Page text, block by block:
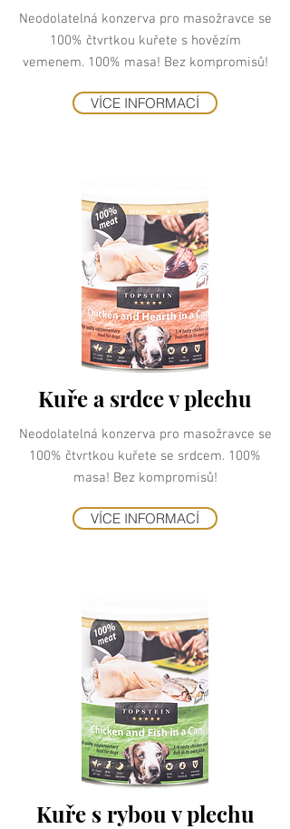
Neodolatelná konzerva pro masožravce se
100% čtvrtkou kuřete s hovězím
vemenem. 100% masa! Bez kompromisů!
VÍCE INFORMACÍ
Kuře a srdce v plechu
Neodolatelná konzerva pro masožravce se
100% čtvrtkou kuřete se srdcem. 100%
masa! Bez kompromisů!
VÍCE INFORMACÍ
Kuře s rybou v plechu